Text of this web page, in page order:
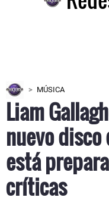
MÚSICA
Liam
nuevo disco
está
críticas